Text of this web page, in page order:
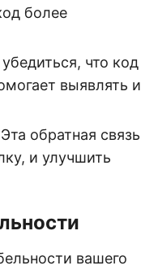
более
что код
выявлять и
обратная связь
и улучшить
вашего